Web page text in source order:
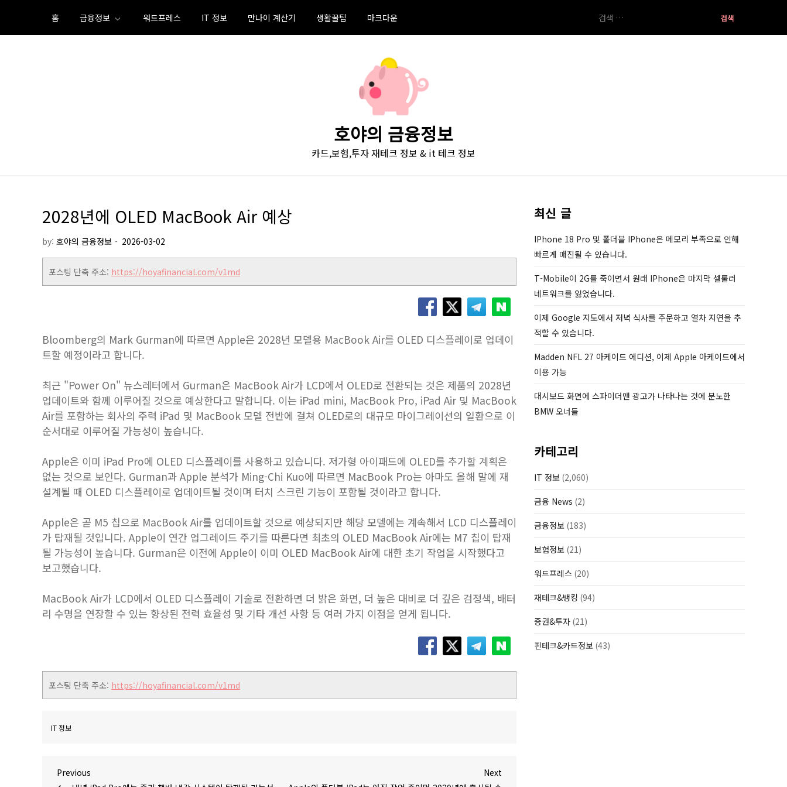
content
홈 금융정보 워드프레스 IT 정보 만나이 계산기 생활꿀팁 마크다운
색:
호야의 금융정보
카드,보험,투자 재테크 정보 & it 테크 정보
2028년에 OLED MacBook Air 예상
by: 호야의 금융정보
포스팅 단축 주소: https://hoyafinancial.com/v1md
Bloomberg의 Mark Gurman에 따르면 Apple은 2028년 모델용 MacBook Air를 OLED 디스플레이로 업데이
트할 예정이라고 합니다.
최근 "Power On" 뉴스레터에서 Gurman은 MacBook Air가 LCD에서 OLED로 전환되는 것은 제품의 2028년
업데이트와 함께 이루어질 것으로 예상한다고 말합니다. 이는 iPad mini, MacBook Pro, iPad Air 및 MacBook
Air를 포함하는 회사의 주력 iPad 및 MacBook 모델 전반에 걸쳐 OLED로의 대규모 마이그레이션의 일환으로 이
순서대로 이루어질 가능성이 높습니다.
Apple은 이미 iPad Pro에 OLED 디스플레이를 사용하고 있습니다. 저가형 아이패드에 OLED를 추가할 계획은
없는 것으로 보인다. Gurman과 Apple 분석가 Ming-Chi Kuo에 따르면 MacBook Pro는 아마도 올해 말에 재
설계될 때 OLED 디스플레이로 업데이트될 것이며 터치 스크린 기능이 포함될 것이라고 합니다.
Apple은 곧 M5 칩으로 MacBook Air를 업데이트할 것으로 예상되지만 해당 모델에는 계속해서 LCD 디스플레이
가 탑재될 것입니다. Apple이 연간 업그레이드 주기를 따른다면 최초의 OLED MacBook Air에는 M7 칩이 탑재
될 가능성이 높습니다. Gurman은 이전에 Apple이 이미 OLED ‌MacBook Air‌에 대한 초기 작업을 시작했다고
보고했습니다.
MacBook Air가 LCD에서 OLED 디스플레이 기술로 전환하면 더 밝은 화면, 더 높은 대비로 더 깊은 검정색, 배터
리 수명을 연장할 수 있는 향상된 전력 효율성 및 기타 개선 사항 등 여러 가지 이점을 얻게 됩니다.
포스팅 단축 주소: https://hoyafinancial.com/v1md
IT 정보
글
Previous
Previous
Next
최신 글
IPhone 18 Pro 및 폴더블 IPhone은 메모리 부족으로 인해
빠르게 매진될 수 있습니다.
T-Mobile이 2G를 죽이면서 원래 IPhone은 마지막 셀룰러
네트워크를 잃었습니다.
이제 Google 지도에서 저녁 식사를 주문하고 열차 지연을 추
적할 수 있습니다.
Madden NFL 27 아케이드 에디션, 이제 Apple 아케이드에서
이용 가능
대시보드 화면에 스파이더맨 광고가 나타나는 것에 분노한
BMW 오너들
카테고리
IT 정보 (2,060)
금융 News (2)
금융정보 (183)
보험정보 (21)
워드프레스 (20)
재테크&뱅킹 (94)
증권&투자 (21)
핀테크&카드정보 (43)